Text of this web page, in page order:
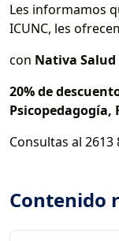
Les informamos
ICUNC, les
con Nativa
20% de
Consultas al
Contenido